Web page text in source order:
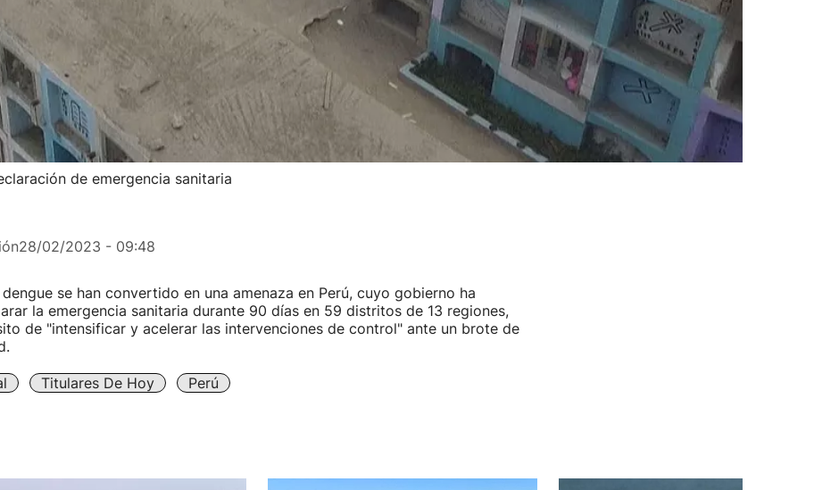
de emergencia sanitaria
28/02/2023 - 09:48
se han convertido en una amenaza en Perú, cuyo gobierno ha
la emergencia sanitaria durante 90 días en 59 distritos de 13 regiones,
de "intensificar y acelerar las intervenciones de control" ante un brote de
Titulares De Hoy Perú